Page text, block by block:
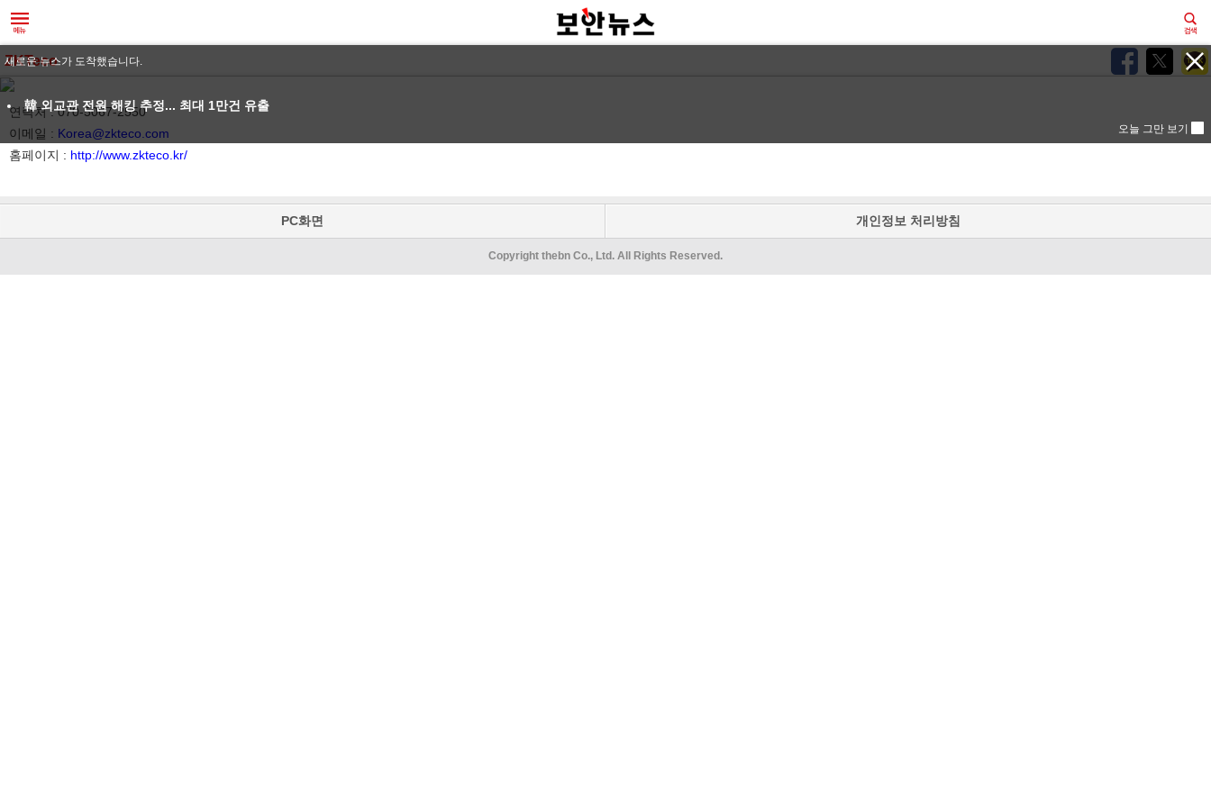
ZKTeco
연락처 : 070-5067-2550
이메일 : Korea@zkteco.com
홈페이지 : http://www.zkteco.kr/
PC화면 개인정보 처리방침
Copyright thebn Co., Ltd. All Rights Reserved.
새로운 뉴스가 도착했습니다.
韓 외교관 전원 해킹 추정... 최대 1만건 유출
오늘 그만 보기